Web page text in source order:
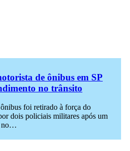
de ônibus em SP
no trânsito
foi retirado à força do
dois policiais militares após um
no…